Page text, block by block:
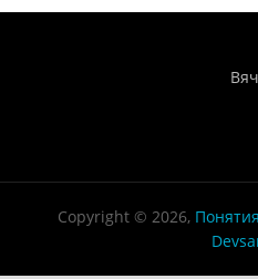
Copyright © 2026,